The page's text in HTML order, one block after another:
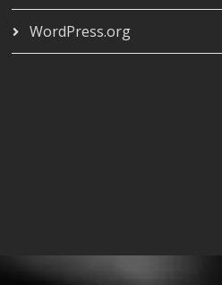
WordPress.org